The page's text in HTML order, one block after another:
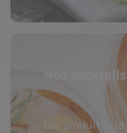
Nos cocktails
Les produits